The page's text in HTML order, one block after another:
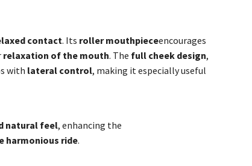
contact. Its roller mouthpieceencourages
relaxation of the mouth. The full cheek design,
with lateral control, making it especially useful
natural feel, enhancing the
harmonious ride.